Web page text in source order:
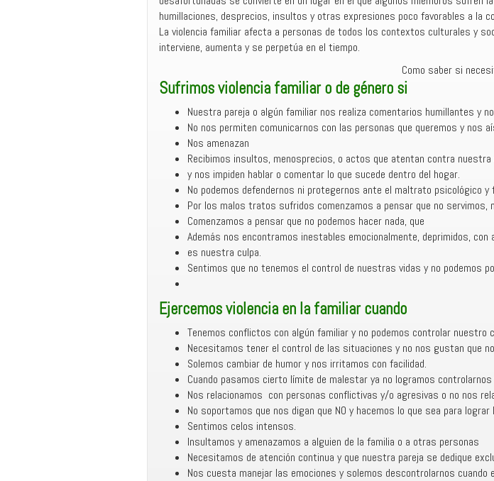
r
humillaciones, desprecios, insultos y otras expresiones poco favorables a la
La violencia familiar afecta a personas de todos los contextos culturales y
interviene, aumenta y se perpetúa en el tiempo.
Como saber si
Sufrimos violencia familiar o de género si
Nuestra pareja o algún familiar nos realiza comentarios humillantes y
No nos permiten comunicarnos con las personas que queremos y nos
Nos amenazan
Recibimos insultos, menosprecios, o actos que atentan contra
y nos impiden hablar o comentar lo que sucede dentro del hogar.
No podemos defendernos ni protegernos ante el maltrato psicológico y
Por los malos tratos sufridos comenzamos a pensar que no
Comenzamos a pensar que no podemos hacer nada, que
Además nos encontramos inestables emocionalmente, deprimidos, con
es nuestra culpa.
Sentimos que no tenemos el control de nuestras vidas y no podemos
Ejercemos violencia en la familiar cuando
Tenemos conflictos con algún familiar y no podemos controlar nuestro
Necesitamos tener el control de las situaciones y no nos gustan que
Solemos cambiar de humor y nos irritamos con facilidad.
Cuando pasamos cierto límite de malestar ya no logramos
Nos relacionamos con personas conflictivas y/o agresivas o no nos
No soportamos que nos digan que NO y hacemos lo que sea para lograr
Sentimos celos intensos.
Insultamos y amenazamos a alguien de la familia o a otras personas
Necesitamos de atención continua y que nuestra pareja se dedique
Nos cuesta manejar las emociones y solemos descontrolarnos cuando